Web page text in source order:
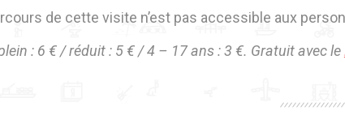
de cette visite n’est pas accessible aux
: 6 € / réduit : 5 € / 4 – 17 ans : 3 €. Gratuit avec le